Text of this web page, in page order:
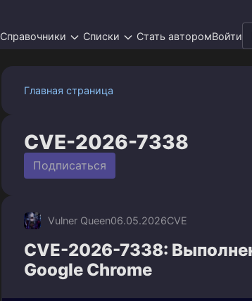
Справочники Списки Стать авторомВойти
Главная страница
CVE-2026-7338
Подписаться
Vulner Queen06.05.2026CVE
CVE-2026-7338:
Google Chrome